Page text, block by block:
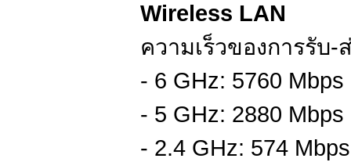
Wireless LAN
ความเร็วของการรั
- 6 GHz: 5760 Mbps
- 5 GHz: 2880 Mbps
- 2.4 GHz: 574